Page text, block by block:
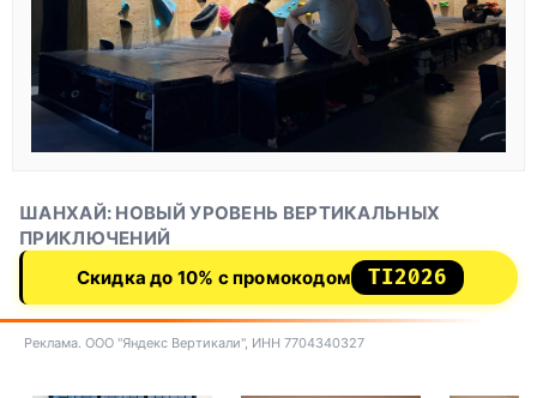
ШАНХАЙ: НОВЫЙ УРОВЕНЬ ВЕРТИКАЛЬНЫХ
ПРИКЛЮЧЕНИЙ
Скидка до 10% с промокодом
TI2026
Реклама. ООО "Яндекс Вертикали", ИНН 7704340327